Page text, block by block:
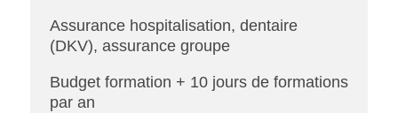
Assurance hospitalisation, dentaire
(DKV), assurance groupe
Budget formation + 10 jours de formations
par an